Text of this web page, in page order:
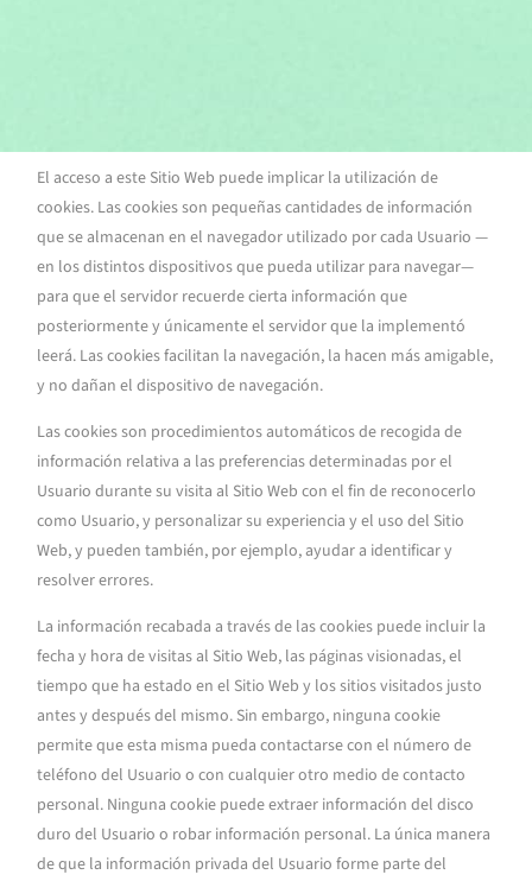
El acceso a este Sitio Web puede implicar la utilización de
cookies. Las cookies son pequeñas cantidades de información
que se almacenan en el navegador utilizado por cada Usuario —
en los distintos dispositivos que pueda utilizar para navegar—
para que el servidor recuerde cierta información que
posteriormente y únicamente el servidor que la implementó
leerá. Las cookies facilitan la navegación, la hacen más amigable,
y no dañan el dispositivo de navegación.
Las cookies son procedimientos automáticos de recogida de
información relativa a las preferencias determinadas por el
Usuario durante su visita al Sitio Web con el fin de reconocerlo
como Usuario, y personalizar su experiencia y el uso del Sitio
Web, y pueden también, por ejemplo, ayudar a identificar y
resolver errores.
La información recabada a través de las cookies puede incluir la
fecha y hora de visitas al Sitio Web, las páginas visionadas, el
tiempo que ha estado en el Sitio Web y los sitios visitados justo
antes y después del mismo. Sin embargo, ninguna cookie
permite que esta misma pueda contactarse con el número de
teléfono del Usuario o con cualquier otro medio de contacto
personal. Ninguna cookie puede extraer información del disco
duro del Usuario o robar información personal. La única manera
de que la información privada del Usuario forme parte del